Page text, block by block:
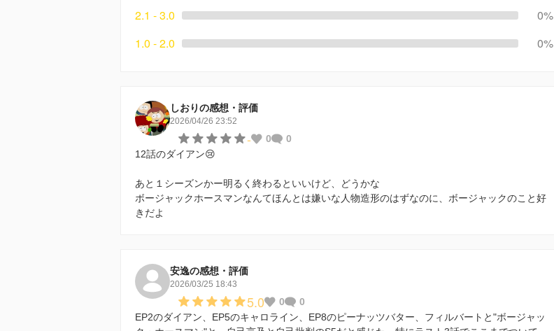
2.1 - 3.0
0%
1.0 - 2.0
0%
しおりの感想・評価
2026/04/26 23:52
- 0
0
12話のダイアン😢
あと１シーズンかー明るく終わるといいけど、どうかな
ボージャックホースマンなんてほんとは嫌いな人物造形のはずなのに、ボージャックのこと好
きだよ
安逸の感想・評価
2026/03/25 18:43
5.0 0
0
EP2のダイアン、EP5のキャロライン、EP8のピーナッツバター、フィルバートと"ボージャッ